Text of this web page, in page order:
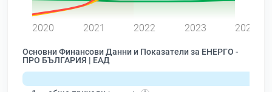
2020 2021 2022 2023 2024
Основни Финансови Данни и Показатели за ЕНЕРГО -
ПРО БЪЛГАРИЯ | ЕАД